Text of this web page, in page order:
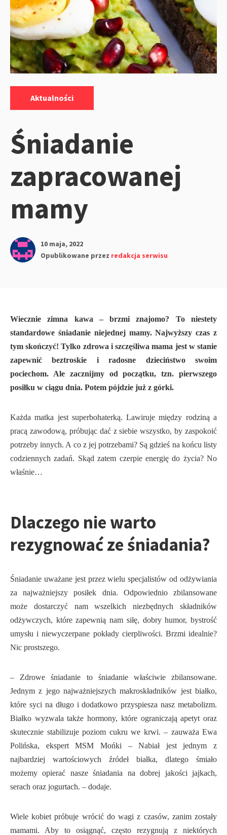
Aktualności
Śniadanie
zapracowanej
mamy
10 maja, 2022
Opublikowane przez redakcja serwisu
Wiecznie zimna kawa – brzmi znajomo? To niestety
standardowe śniadanie niejednej mamy. Najwyższy czas z
tym skończyć! Tylko zdrowa i szczęśliwa mama jest w stanie
zapewnić beztroskie i radosne dzieciństwo swoim
pociechom. Ale zacznijmy od początku, tzn. pierwszego
posiłku w ciągu dnia. Potem pójdzie już z górki.
Każda matka jest superbohaterką. Lawiruje między rodziną a
pracą zawodową, próbując dać z siebie wszystko, by zaspokoić
potrzeby innych. A co z jej potrzebami? Są gdzieś na końcu listy
codziennych zadań. Skąd zatem czerpie energię do życia? No
właśnie…
Dlaczego nie warto
rezygnować ze śniadania?
Śniadanie uważane jest przez wielu specjalistów od odżywiania
za najważniejszy posiłek dnia. Odpowiednio zbilansowane
może dostarczyć nam wszelkich niezbędnych składników
odżywczych, które zapewnią nam siłę, dobry humor, bystrość
umysłu i niewyczerpane pokłady cierpliwości. Brzmi idealnie?
Nic prostszego.
– Zdrowe śniadanie to śniadanie właściwie zbilansowane.
Jednym z jego najważniejszych makroskładników jest białko,
które syci na długo i dodatkowo przyspiesza nasz metabolizm.
Białko wyzwala także hormony, które ograniczają apetyt oraz
skutecznie stabilizuje poziom cukru we krwi. – zauważa Ewa
Polińska, ekspert MSM Mońki – Nabiał jest jednym z
najbardziej wartościowych źródeł białka, dlatego śmiało
możemy opierać nasze śniadania na dobrej jakości jajkach,
serach oraz jogurtach. – dodaje.
Wiele kobiet próbuje wrócić do wagi z czasów, zanim zostały
mamami. Aby to osiągnąć, często rezygnują z niektórych